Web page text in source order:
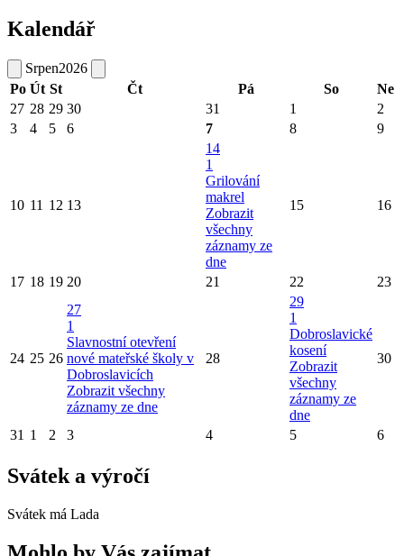
Kalendář
Srpen2026
Po Út St Čt Pá So
Ne
27 28 29 30 31 1
2
3
4 5 6 7 8 9
10 11 12 13
14
1
Grilování
makrel
Zobrazit
všechny
záznamy ze
dne
15 16
17 18 19 20 21 22 23
24 25 26
27
1
Slavnostní otevření
nové mateřské školy v
Dobroslavicích
Zobrazit všechny
záznamy ze dne
28
29
1
Dobroslavické
kosení
Zobrazit
všechny
záznamy ze
dne
30
31 1 2 3 4 5 6
Svátek a výročí
Svátek má Lada